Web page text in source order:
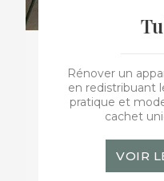
Rénover un
en redistribuant
pratique et
cachet
VOIR